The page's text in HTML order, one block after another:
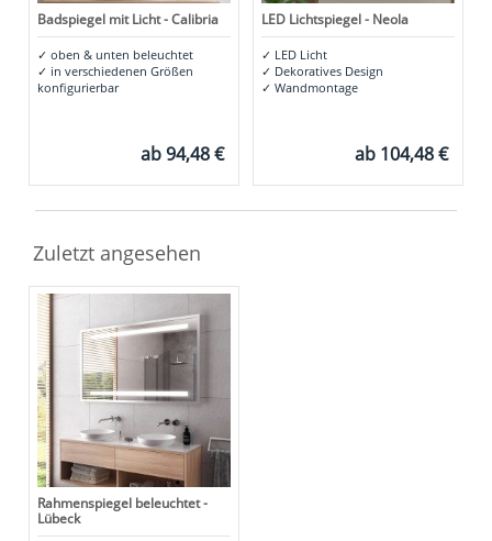
Badspiegel mit Licht - Calibria
✓ oben & unten beleuchtet
✓ in verschiedenen Größen
konfigurierbar
ab94,48 €
LED Lichtspiegel - Neola
✓ LED Licht
✓ Dekoratives Design
✓ Wandmontage
ab 104,48 €
Zuletzt angesehen
Rahmenspiegel beleuchtet -
Lübeck